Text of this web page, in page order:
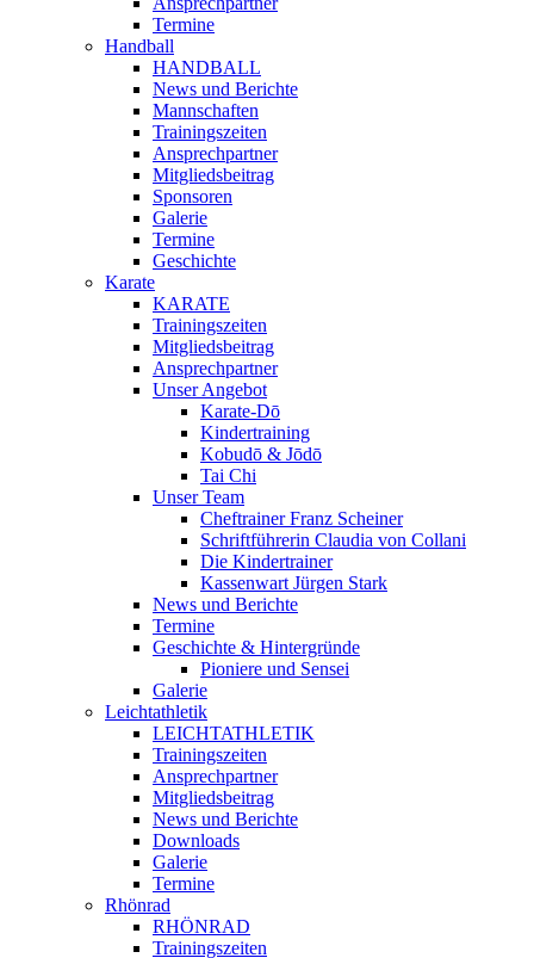
Termine
Handball
HANDBALL
News und Berichte
Mannschaften
Trainingszeiten
Ansprechpartner
Mitgliedsbeitrag
Sponsoren
Galerie
Termine
Geschichte
Karate
KARATE
Trainingszeiten
Mitgliedsbeitrag
Ansprechpartner
Unser Angebot
Karate-Dō
Kindertraining
Kobudō & Jōdō
Tai Chi
Unser Team
Cheftrainer Franz Scheiner
Schriftführerin Claudia von Collani
Die Kindertrainer
Kassenwart Jürgen Stark
News und Berichte
Termine
Geschichte & Hintergründe
Pioniere und Sensei
Galerie
Leichtathletik
LEICHTATHLETIK
Trainingszeiten
Ansprechpartner
Mitgliedsbeitrag
News und Berichte
Downloads
Galerie
Termine
Rhönrad
RHÖNRAD
Trainingszeiten